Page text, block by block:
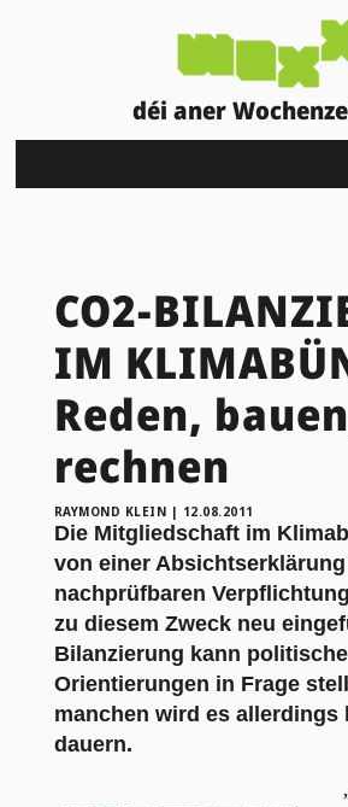
déi aner
CO2-
IM
Reden,
rechnen
RAYMOND KLEIN | 12.08.2011
Die Mitgliedschaft im
von einer
nachprüfbaren
zu diesem Zweck neu
Bilanzierung kann politische
Orientierungen in Frage
manchen wird es allerdings
dauern.